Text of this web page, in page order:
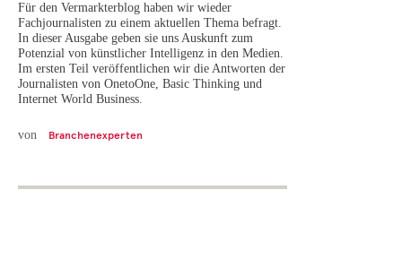
Für den Vermarkterblog haben wir wieder
Fachjournalisten zu einem aktuellen Thema befragt.
In dieser Ausgabe geben sie uns Auskunft zum
Potenzial von künstlicher Intelligenz in den Medien.
Im ersten Teil veröffentlichen wir die Antworten der
Journalisten von OnetoOne, Basic Thinking und
Internet World Business.
von Branchenexperten